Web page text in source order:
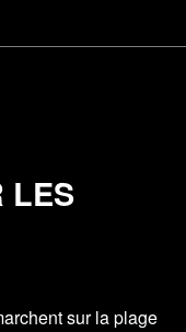
LES
sur la plage